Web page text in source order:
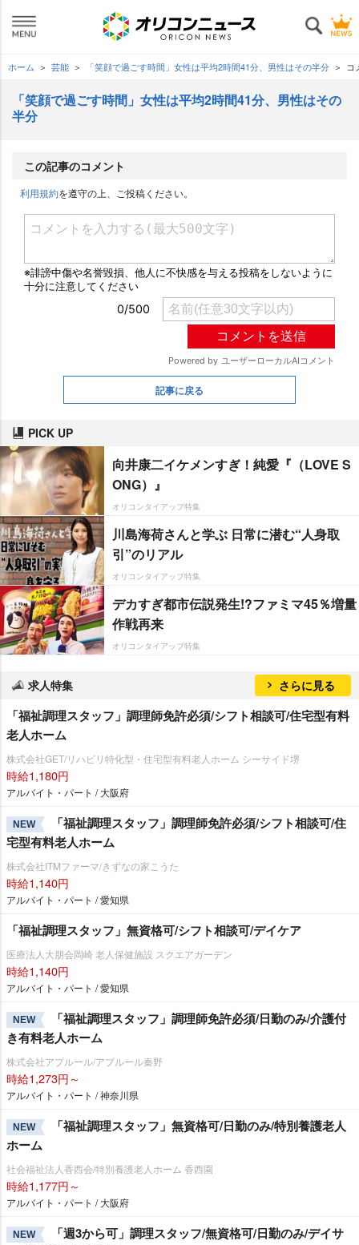
ホーム 芸能 「笑顔で過ごす時間」女性は平均2時間41分、男性はその半分 コ
「笑顔で過ごす時間」女性は平均2時間41分、男性はその
半分
この記事のコメント
利用規約を遵守の上、ご投稿ください。
記事に戻る
PICK UP
向井康二イケメンすぎ！純愛『（LOVE S
ONG）』
オリコンタイアップ特集
川島海荷さんと学ぶ 日常に潜む“人身取
引”のリアル
オリコンタイアップ特集
デカすぎ都市伝説発生!?ファミマ45％増量
作戦再来
オリコンタイアップ特集
求人特集 さらに見る
「福祉調理スタッフ」調理師免許必須/シフト相談可/住宅型有料
老人ホーム
株式会社GET/リハビリ特化型・住宅型有料老人ホーム シーサイド堺
時給1,180円
アルバイト・パート / 大阪府
NEW
「福祉調理スタッフ」調理師免許必須/シフト相談可/住
宅型有料老人ホーム
株式会社ITMファーマ/きずなの家こうた
時給1,140円
アルバイト・パート / 愛知県
「福祉調理スタッフ」無資格可/シフト相談可/デイケア
医療法人大朋会岡崎 老人保健施設 スクエアガーデン
時給1,140円
アルバイト・パート / 愛知県
NEW
「福祉調理スタッフ」調理師免許必須/日勤のみ/介護付
き有料老人ホーム
株式会社アプルール/アプルール秦野
時給1,273円～
アルバイト・パート / 神奈川県
NEW
「福祉調理スタッフ」無資格可/日勤のみ/特別養護老人
ホーム
社会福祉法人香西会/特別養護老人ホーム 香西園
時給1,177円～
アルバイト・パート / 大阪府
NEW
「週3から可」調理スタッフ/無資格可/日勤のみ/デイサ